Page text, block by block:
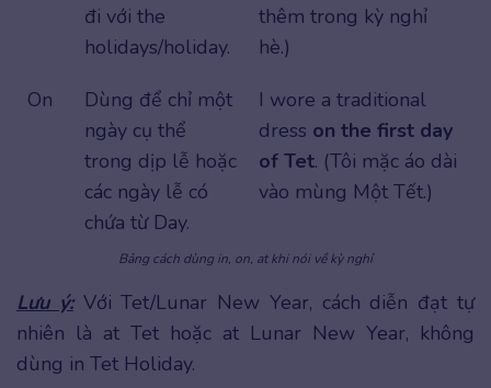
đi với the
holidays/holiday.
thêm trong kỳ nghỉ
hè.)
On
Dùng để chỉ một
ngày cụ thể
trong dịp lễ hoặc
các ngày lễ có
chứa từ Day.
I wore a traditional
dress on the first day
of Tet. (Tôi mặc áo dài
vào mùng Một Tết.)
Bảng cách dùng in, on, at khi nói về kỳ nghỉ
Lưu ý:Với Tet/Lunar New Year, cách diễn đạt tự
nhiên là at Tet hoặc at Lunar New Year, không
dùng in Tet Holiday.